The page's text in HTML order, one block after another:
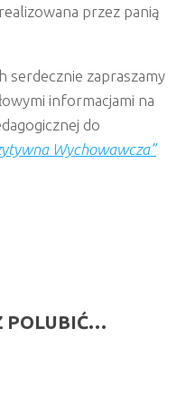
przez panią
serdecznie zapraszamy
informacjami na
do
wna Wychowawcza”
POLUBIĆ…